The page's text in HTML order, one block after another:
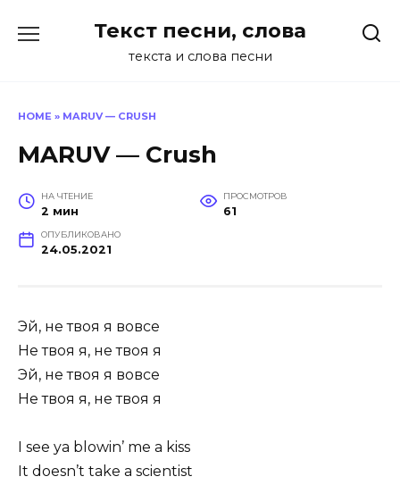
Текст песни, слова
текста и слова песни
HOME » MARUV — CRUSH
MARUV — Crush
НА ЧТЕНИЕ
2 мин
ПРОСМОТРОВ
61
ОПУБЛИКОВАНО
24.05.2021
Эй, не твоя я вовсе
Не твоя я, не твоя я
Эй, не твоя я вовсе
Не твоя я, не твоя я
I see ya blowin’ me a kiss
It doesn’t take a scientist